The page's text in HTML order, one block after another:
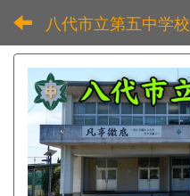
八代市立第五中学校